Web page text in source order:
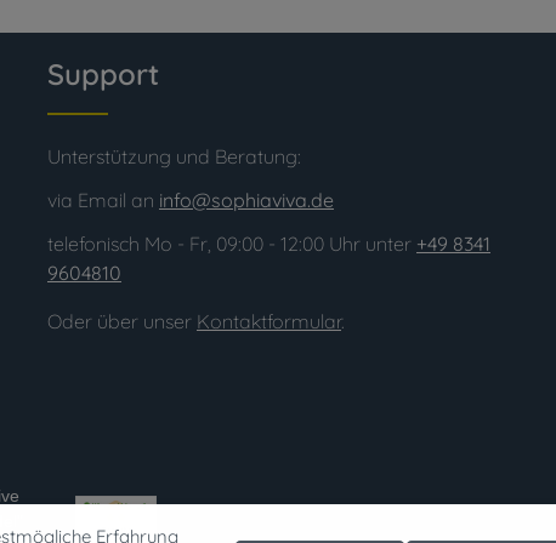
Support
Unterstützung und Beratung:
via Email an info@sophiaviva.de
telefonisch Mo - Fr, 09:00 - 12:00 Uhr unter +49 8341
9604810
Oder über unser Kontaktformular.
Erfahrung